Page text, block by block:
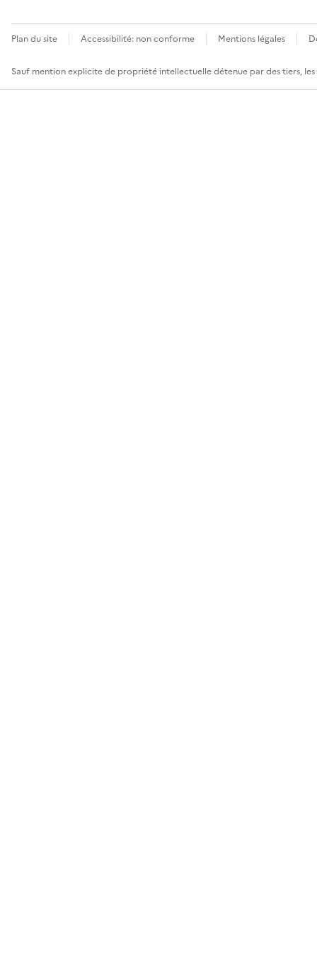
Plan du site Accessibilité: non conforme Mentions légales
Sauf mention explicite de propriété intellectuelle détenue par des tiers,